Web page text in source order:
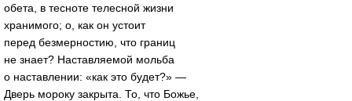
обета, в тесноте телесной жизни
хранимого; о, как он устоит
перед безмерностию, что границ
не знает? Наставляемой мольба
о наставлении: «как это будет?» —
Дверь мороку закрыта. То, что Божье,